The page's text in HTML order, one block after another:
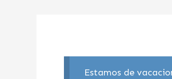
Estamos de